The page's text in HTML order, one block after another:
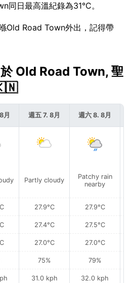
同日最高溫紀錄為31°C。
Old Road Town外出，記得帶
Old Road Town, 聖
月 週五 7. 8月
Partly cloudy
27.9°C
27.4°C
27.0°C
75%
31.0 kph
週六 8. 8月
Patchy rain
nearby
27.9°C
27.5°C
27.0°C
79%
32.0 kph